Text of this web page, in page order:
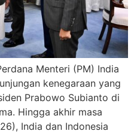
Menteri (PM) India
kenegaraan yang
Prabowo Subianto di
Hingga akhir masa
India dan Indonesia